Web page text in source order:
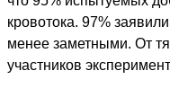
кровотока. 97%
менее заметными. От
участников